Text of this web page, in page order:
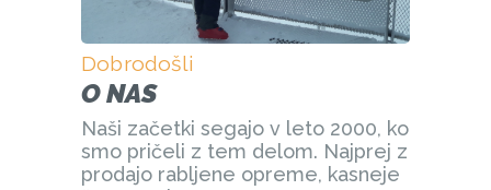
Dobrodošli
O NAS
Naši začetki segajo v leto 2000, ko
smo pričeli z tem delom. Najprej z
prodajo rabljene opreme, kasneje